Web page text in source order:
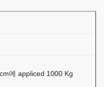
에 appliced 1000 Kg